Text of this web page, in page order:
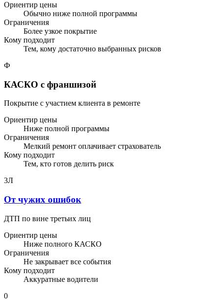
Ориентир цены
Обычно ниже полной программы
Ограничения
Более узкое покрытие
Кому подходит
Тем, кому достаточно выбранных рисков
Ф
КАСКО с франшизой
Покрытие с участием клиента в ремонте
Ориентир цены
Ниже полной программы
Ограничения
Мелкий ремонт оплачивает страхователь
Кому подходит
Тем, кто готов делить риск
3Л
От чужих ошибок
ДТП по вине третьих лиц
Ориентир цены
Ниже полного КАСКО
Ограничения
Не закрывает все события
Кому подходит
Аккуратные водители
0